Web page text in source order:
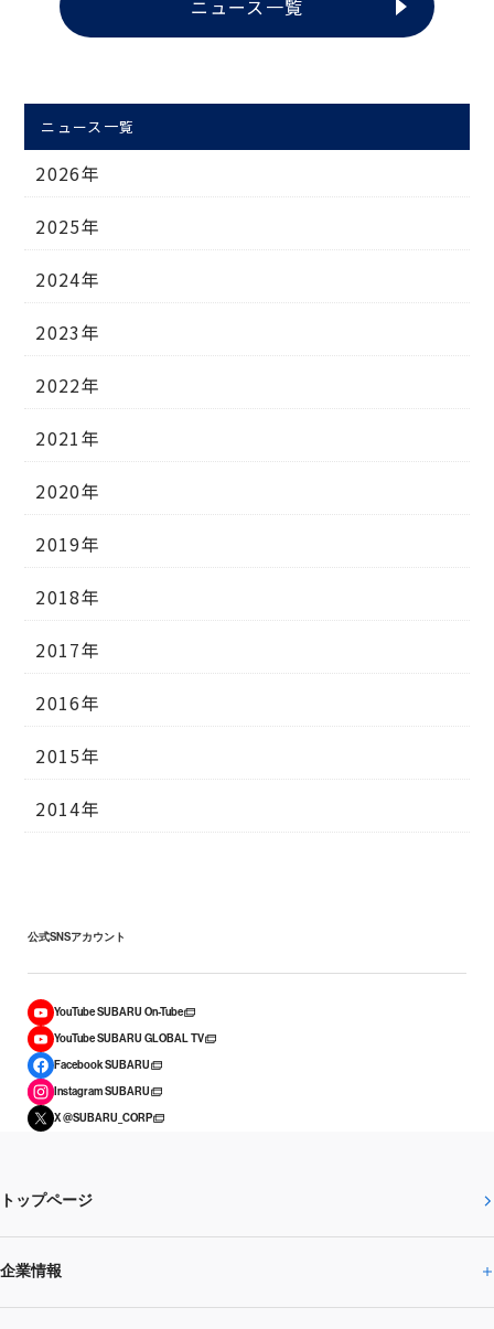
ニュース一覧
ニュース一覧
2026年
2025年
2024年
2023年
2022年
2021年
2020年
2019年
2018年
2017年
2016年
2015年
2014年
公式SNSアカウント
YouTube SUBARU On-Tube
YouTube SUBARU GLOBAL TV
Facebook SUBARU
Instagram SUBARU
X @SUBARU_CORP
トップページ
企業情報